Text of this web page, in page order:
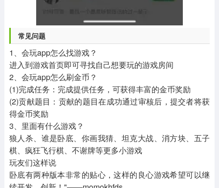
常见问题
1、会玩app怎么找游戏？
进入到游戏首页即可寻找自己想要玩的游戏房间
2、会玩app怎么刷金币？
(1)完成任务：完成提供任务，可获得丰富的金币奖励
(2)贡献题目：贡献的题目在成功通过审核后，提交者将获
得金币奖励
3、里面有什么游戏？
狼人杀、谁是卧底、你画我猜、坦克大战、消方块、五子
棋、疯狂飞行棋、不谢牌等更多小游戏
玩友们这样说
卧底有两种版本非常的贴心，这样的良心游戏希望可以继